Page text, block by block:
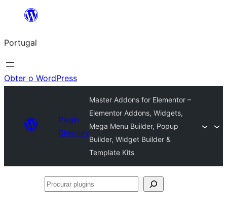
Saltar
o
conteúdo
Portugal
Obter o WordPress
Plugin
Directory
Master Addons for Elementor –
Elementor Addons, Widgets,
Mega Menu Builder, Popup
Builder, Widget Builder &
Template Kits
Procurar